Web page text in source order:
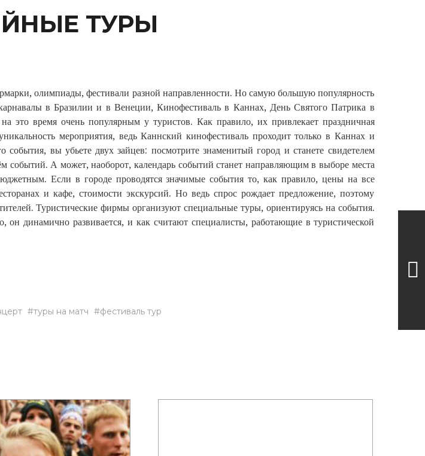
ТУРЫ
олимпиады, фестивали разной направленности. Но самую большую популярность
в Бразилии и в Венеции, Кинофестиваль в Каннах, День Святого Патрика в
это время очень популярным у туристов. Как правило, их привлекает праздничная
мероприятия, ведь Каннский кинофестиваль проходит только в Каннах и
вы убьете двух зайцев: посмотрите знаменитый город и станете свидетелем
событий. А может, наоборот, календарь событий станет направляющим в выборе места
Если в городе проводятся значимые события то, как правило, цены на все
и кафе, стоимости экскурсий. Но ведь спрос рождает предложение, поэтому
Туристические фирмы организуют специальные туры, ориентируясь на события.
динамично развивается, и как считают специалисты, работающие в туристической
туры на матч фестиваль тур